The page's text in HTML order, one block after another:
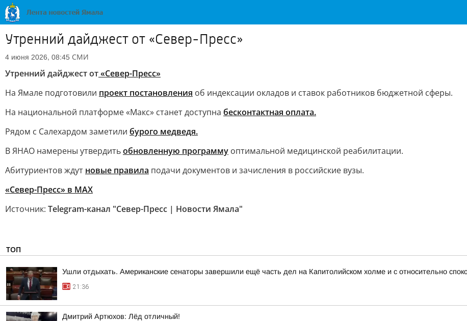
Утренний дайджест от «Север-Пресс»
4 июня 2026, 08:45 СМИ
Утренний дайджест от«Север-Пресс»
На Ямале подготовили проект постановления об индексации окладов и ставок работников бюджетной сферы.
На национальной платформе «Макс» станет доступна бесконтактная оплата.
Рядом с Салехардом заметили бурого медведя.
В ЯНАО намерены утвердитьобновленную программу оптимальной медицинской реабилитации.
Абитуриентов ждут новые правила подачи документов и зачисления в российские вузы.
«Север-Пресс» в MAX
Источник: Telegram-канал "Север-Пресс | Новости Ямала"
ТОП
Ушли отдыхать. Американские сенаторы завершили ещё часть дел на Капитолийском холме и с относительно
21:36
Дмитрий Артюхов: Лёд отличный!